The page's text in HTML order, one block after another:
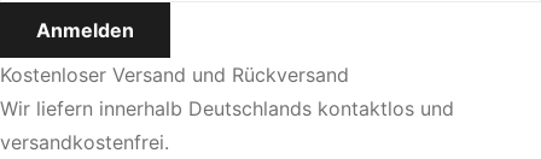
Kostenloser Versand und Rückversand
Wir liefern innerhalb Deutschlands kontaktlos und
versandkostenfrei.